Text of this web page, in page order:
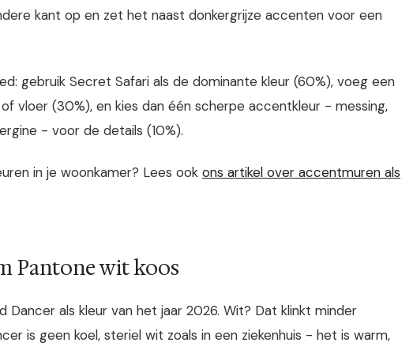
kant op en zet het naast donkergrijze accenten voor een
gebruik Secret Safari als de dominante kleur (60%), voeg een
vloer (30%), en kies dan één scherpe accentkleur - messing,
- voor de details (10%).
in je woonkamer? Lees ook ons artikel over accentmuren als
Pantone wit koos
als kleur van het jaar 2026. Wit? Dat klinkt minder
is geen koel, steriel wit zoals in een ziekenhuis - het is warm,